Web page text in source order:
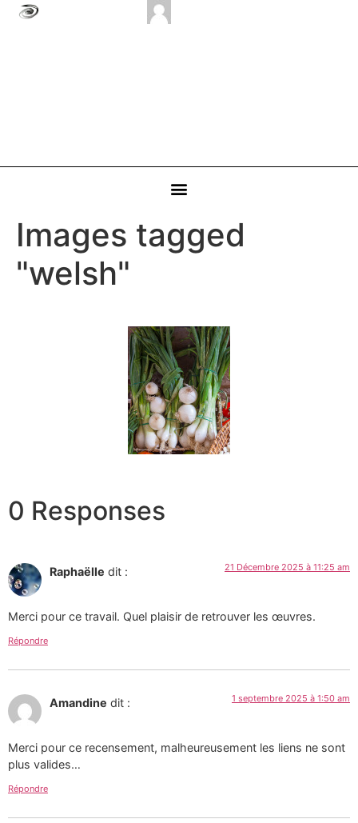
Images tagged
"welsh"
0 Responses
Raphaëlle dit : 21 Décembre 2025 à 11:25 am
Merci pour ce travail. Quel plaisir de retrouver les œuvres.
Répondre
Amandine dit : 1 septembre 2025 à 1:50 am
Merci pour ce recensement, malheureusement les liens ne sont
plus valides…
Répondre